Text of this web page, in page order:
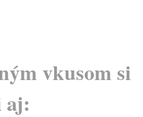
vkusom si